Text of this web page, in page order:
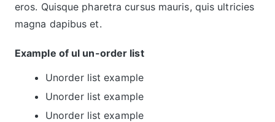
eros. Quisque pharetra cursus mauris, quis ultricies
magna dapibus et.
Example of ul un-order list
Unorder list example
Unorder list example
Unorder list example